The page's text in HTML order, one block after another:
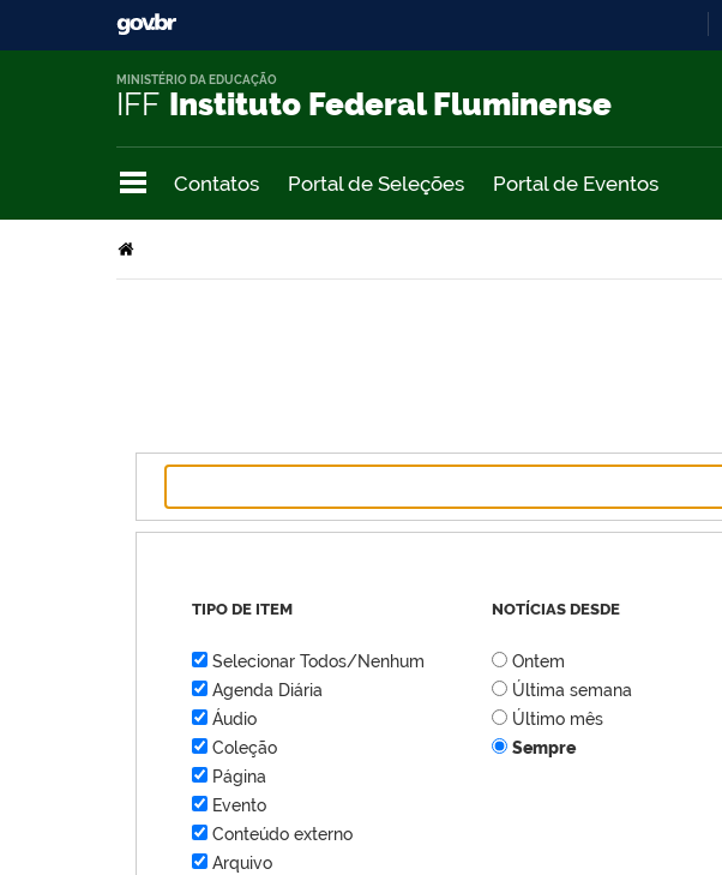
IFF Instituto Federal Fluminense
MINISTÉRIO DA EDUCAÇÃO
Contatos Portal de Seleções Portal de Eventos
TIPO DE ITEM
Selecionar Todos/Nenhum
Agenda Diária
Áudio
Coleção
Página
Evento
Conteúdo externo
Arquivo
NOTÍCIAS DESDE
Ontem
Última semana
Último mês
Sempre